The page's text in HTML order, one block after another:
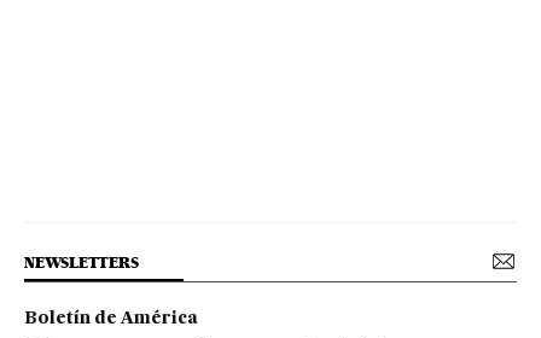
NEWSLETTERS
Boletín de América